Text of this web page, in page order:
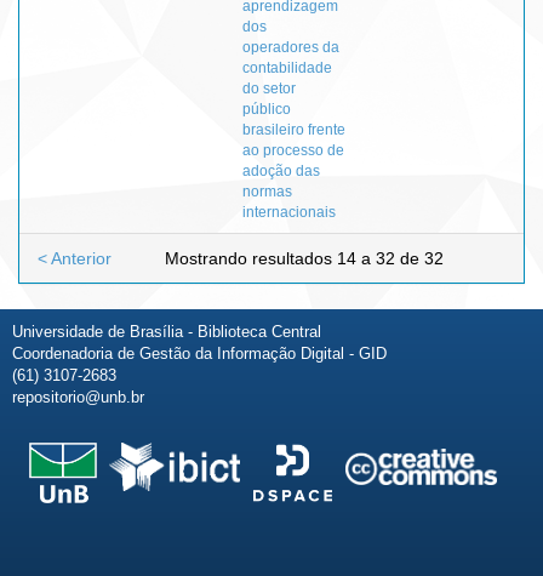
aprendizagem
dos
operadores da
contabilidade
do setor
público
brasileiro frente
ao processo de
adoção das
normas
internacionais
Mostrando resultados 14 a 32 de 32
< Anterior
Universidade de Brasília - Biblioteca Central
Coordenadoria de Gestão da Informação Digital - GID
(61) 3107-2683
repositorio@unb.br